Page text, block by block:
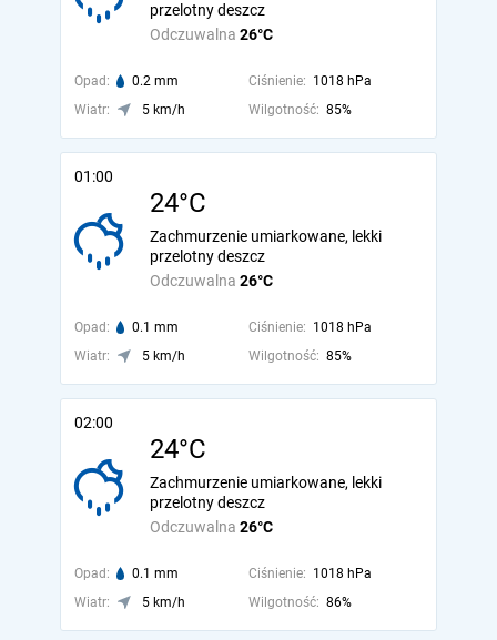
Odczuwalna 26°C
przelotny deszcz
Opad: 0.2 mm Ciśnienie: 1018 hPa
Wiatr:
5 km/h Wilgotność: 85%
01:00
24°C
Odczuwalna 26°C
Zachmurzenie umiarkowane, lekki
przelotny deszcz
Opad: 0.1 mm Ciśnienie: 1018 hPa
Wiatr:
5 km/h Wilgotność: 85%
02:00
24°C
Odczuwalna 26°C
Zachmurzenie umiarkowane, lekki
przelotny deszcz
Opad: 0.1 mm Ciśnienie: 1018 hPa
Wiatr:
5 km/h Wilgotność: 86%